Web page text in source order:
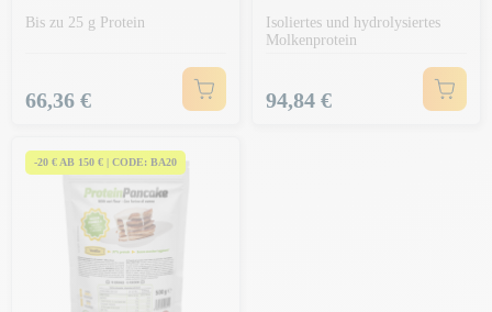
Bis zu 25 g Protein
Preis
66,36 €
Isoliertes und hydrolysiertes
Molkenprotein
Preis
94,84 €
-20 € AB 150 € | CODE: BA20